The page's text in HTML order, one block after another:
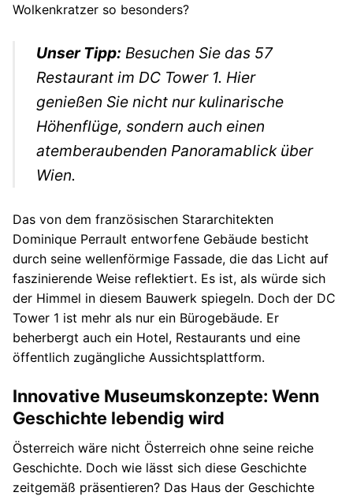
Wolkenkratzer so besonders?
Unser Tipp: Besuchen Sie das 57
Restaurant im DC Tower 1. Hier
genießen Sie nicht nur kulinarische
Höhenflüge, sondern auch einen
atemberaubenden Panoramablick über
Wien.
Das von dem französischen Stararchitekten
Dominique Perrault entworfene Gebäude besticht
durch seine wellenförmige Fassade, die das Licht auf
faszinierende Weise reflektiert. Es ist, als würde sich
der Himmel in diesem Bauwerk spiegeln. Doch der DC
Tower 1 ist mehr als nur ein Bürogebäude. Er
beherbergt auch ein Hotel, Restaurants und eine
öffentlich zugängliche Aussichtsplattform.
Innovative Museumskonzepte: Wenn
Geschichte lebendig wird
Österreich wäre nicht Österreich ohne seine reiche
Geschichte. Doch wie lässt sich diese Geschichte
zeitgemäß präsentieren? Das Haus der Geschichte